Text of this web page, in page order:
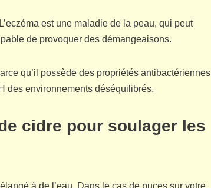
est une maladie de la peau, qui peut
de provoquer des démangeaisons.
qu’il possède des propriétés antibactériennes
des environnements déséquilibrés.
cidre pour soulager les
à de l’eau. Dans le cas de puces sur votre